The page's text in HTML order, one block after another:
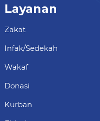
Layanan
Zakat
Infak/Sedekah
Wakaf
Donasi
Kurban